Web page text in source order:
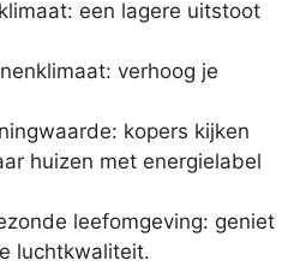
een lagere uitstoot
verhoog je
kopers kijken
huizen met energielabel
leefomgeving: geniet
luchtkwaliteit.